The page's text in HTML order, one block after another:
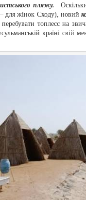
пляжу.
для жінок Сходу), новий
перебувати топлесс на
країні свій